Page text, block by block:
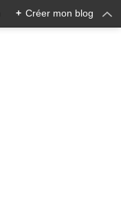
+ Créer mon blog